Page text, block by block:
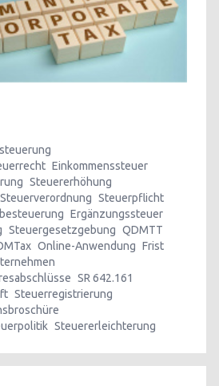
Einkommenssteuer
Steuererhöhung
Steuerverordnung Steuerpflicht
Ergänzungssteuer
Steuergesetzgebung QDMTT
Online-Anwendung Frist
SR 642.161
Steuerregistrierung
Steuererleichterung